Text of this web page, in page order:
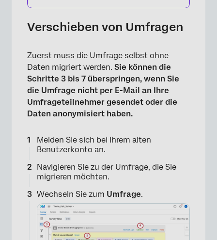
Verschieben von Umfragen
Zuerst muss die Umfrage selbst ohne
Daten migriert werden. Sie können die
Schritte 3 bis 7 überspringen, wenn Sie
die Umfrage nicht per E-Mail an Ihre
Umfrageteilnehmer gesendet oder die
Daten anonymisiert haben.
Melden Sie sich bei Ihrem alten
Benutzerkonto an.
Navigieren Sie zu der Umfrage, die Sie
migrieren möchten.
Wechseln Sie zum Umfrage.